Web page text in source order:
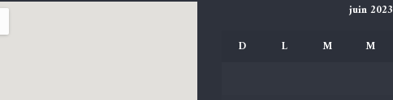
juin 2023
D
L M M